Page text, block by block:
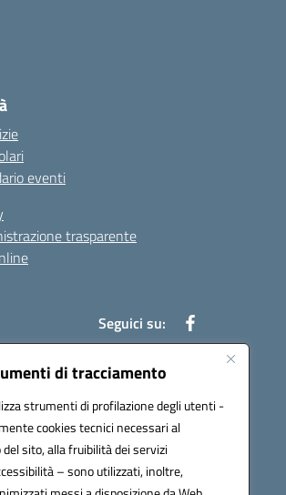
di tracciamento
strumenti di profilazione degli utenti -
cookies tecnici necessari al
sito, alla fruibilità dei servizi
– sono utilizzati, inoltre,
eventi
trasparente
Seguici su: